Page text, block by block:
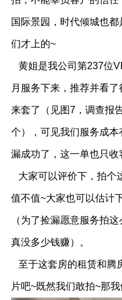
国际景园，时代倾城也
们才上的~
黄姐是我公司第237位
月服务下来，推荐并看
来套了（见图7，调查报
个），可见我们服务成
漏成功了，这一单也只
大家可以评价下，拍个
值不值~大家也可以估计
（为了捡漏愿意服务拍
真没多少钱赚）。
至于这套房的租赁和腾
片吧~既然我们敢拍~那